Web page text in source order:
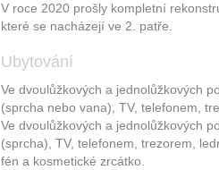
V roce 2020 prošly kompletní
které se nacházejí ve 2. patře.
Ubytování
Ve dvoulůžkových a jednolůžkových
(sprcha nebo vana), TV, telefonem,
Ve dvoulůžkových a jednolůžkových
(sprcha), TV, telefonem, trezorem,
fén a kosmetické zrcátko.